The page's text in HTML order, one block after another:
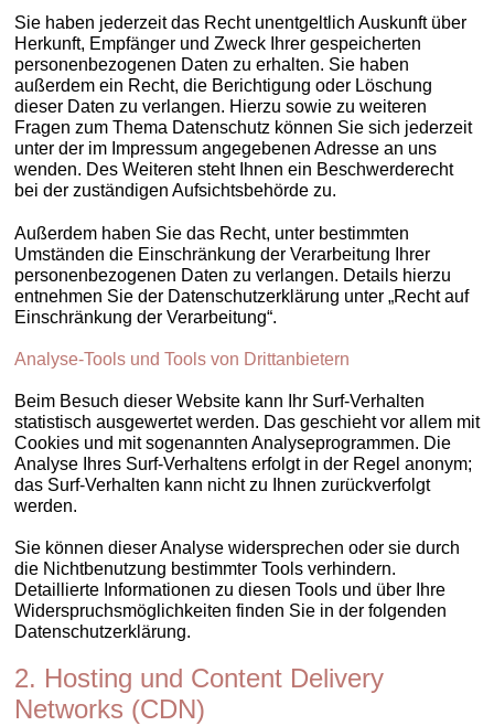
Sie haben jederzeit das Recht unentgeltlich Auskunft über
Herkunft, Empfänger und Zweck Ihrer gespeicherten
personenbezogenen Daten zu erhalten. Sie haben
außerdem ein Recht, die Berichtigung oder Löschung
dieser Daten zu verlangen. Hierzu sowie zu weiteren
Fragen zum Thema Datenschutz können Sie sich jederzeit
unter der im Impressum angegebenen Adresse an uns
wenden. Des Weiteren steht Ihnen ein Beschwerderecht
bei der zuständigen Aufsichtsbehörde zu.
Außerdem haben Sie das Recht, unter bestimmten
Umständen die Einschränkung der Verarbeitung Ihrer
personenbezogenen Daten zu verlangen. Details hierzu
entnehmen Sie der Datenschutzerklärung unter „Recht auf
Einschränkung der Verarbeitung“.
Analyse-Tools und Tools von Drittanbietern
Beim Besuch dieser Website kann Ihr Surf-Verhalten
statistisch ausgewertet werden. Das geschieht vor allem mit
Cookies und mit sogenannten Analyseprogrammen. Die
Analyse Ihres Surf-Verhaltens erfolgt in der Regel anonym;
das Surf-Verhalten kann nicht zu Ihnen zurückverfolgt
werden.
Sie können dieser Analyse widersprechen oder sie durch
die Nichtbenutzung bestimmter Tools verhindern.
Detaillierte Informationen zu diesen Tools und über Ihre
Widerspruchsmöglichkeiten finden Sie in der folgenden
Datenschutzerklärung.
2. Hosting und Content Delivery
Networks (CDN)